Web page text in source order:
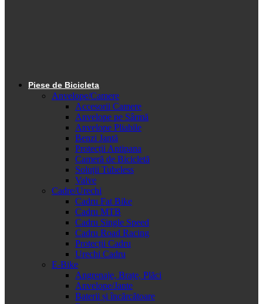
Piese de Bicicleta
Anvelope/Camere
Accesorii Camere
Anvelope pe Sârmă
Anvelope Pliabile
Benzi Jantă
Protecții Antipana
Cameră de Bicicletă
Soluții Tubeless
Valve
Cadre/Urechi
Cadru Fat Bike
Cadru MTB
Cadru Single Speed
Cadru Road Racing
Protecții Cadru
Urechi Cadru
E-Bike
Angrenaje, Brațe, Plăci
Anvelope/Jante
Baterii și încărcătoare